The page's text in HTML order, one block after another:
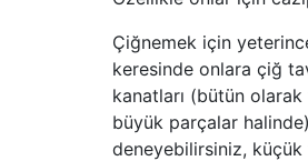
Çiğnemek için
keresinde onlara çiğ
kanatları (bütün
büyük parçalar
deneyebilirsiniz,